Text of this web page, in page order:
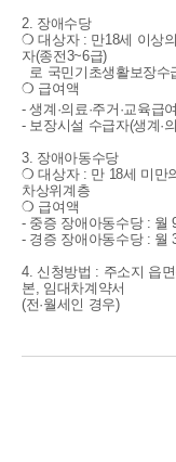
2. 장애수당
❍ 대상자 : 만18세 이상
자(종전3~6급)
로 국민기초생활보장수
❍ 급여액
- 생계 ·의료·주거 ·교육급
- 보장시설 수급자(생계·
3. 장애아동수당
❍ 대상자 : 만 18세 미만
차상위계층
❍ 급여액
- 중증 장애아동수당 : 월
- 경증 장애아동수당 : 월
4. 신청방법 : 주소지 읍
본, 임대차계약서
(전·월세인 경우)